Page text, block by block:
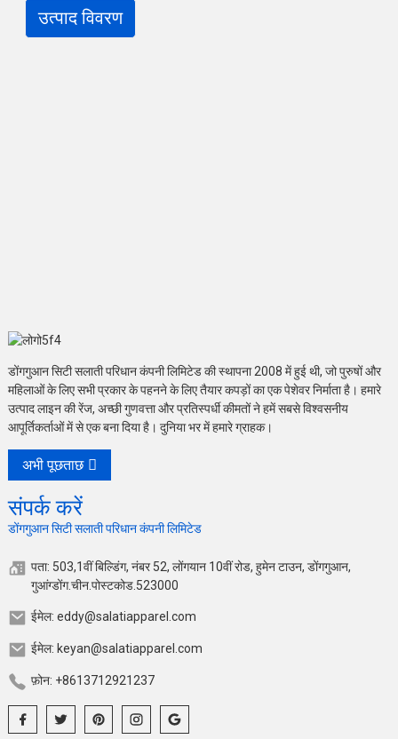
उत्पाद विवरण
डोंगगुआन सिटी सलाती परिधान कंपनी लिमिटेड की स्थापना 2008 में हुई थी, जो पुरुषों और
महिलाओं के लिए सभी प्रकार के पहनने के लिए तैयार कपड़ों का एक पेशेवर निर्माता है। हमारे
उत्पाद लाइन की रेंज, अच्छी गुणवत्ता और प्रतिस्पर्धी कीमतों ने हमें सबसे विश्वसनीय
आपूर्तिकर्ताओं में से एक बना दिया है। दुनिया भर में हमारे ग्राहक।
अभी पूछताछ
संपर्क करें
डोंगगुआन सिटी सलाती परिधान कंपनी लिमिटेड
पता: 503,1वीं बिल्डिंग, नंबर 52, लोंगयान 10वीं रोड, हुमेन टाउन, डोंगगुआन,
गुआंग्डोंग.चीन.पोस्टकोड.523000
ईमेल: eddy@salatiapparel.com
ईमेल: keyan@salatiapparel.com
फ़ोन: +8613712921237